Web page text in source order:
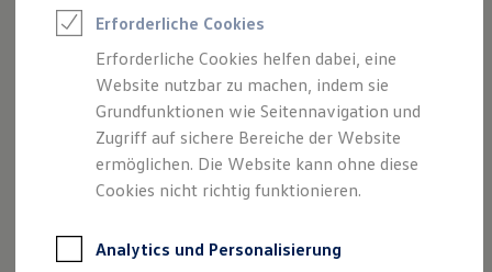
Digitaler Marktplatz
Kauf & Finanzierung
Online-Fahrzeugbewertung
Aktionen & Angebote
E-Auto-Förderung
Für Privatkunden
Für Gewerbekunden
Profi Paket
TopDeal
Zertifizierte Gebrauchtwagen
Impressum
Datenschutzerklärung
Impressum
Starke Versmold GmbH & Co. KG
Erforderliche Cookies
Erforderliche Cookies helfen dabei, eine
Website nutzbar zu machen, indem sie
Grundfunktionen wie Seitennavigation und
Zugriff auf sichere Bereiche der Website
ermöglichen. Die Website kann ohne diese
Cookies nicht richtig funktionieren.
Analytics und Personalisierung